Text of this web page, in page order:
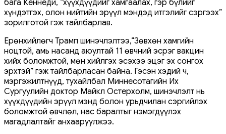
бага Кеннеди, “хүүхдүүдийг хамгаалах, гэр бүлийг
хүндэтгэх, олон нийтийн эрүүл мэндэд итгэлийг сэргээх”
зорилготой гэж тайлбарлав.
Ерөнхийлөгч Трамп шинэчлэлтээ,“Зөвхөн хамгийн
ноцтой, амь насанд аюултай 11 өвчний эсрэг вакцин
хийх боломжтой, мөн хийлгэх эсэхээ эцэг эх сонгох
эрхтэй” гэж тайлбарласан байна. Гэсэн хэдий ч,
мэргэжилтнүүд, тухайлбал Миннесотагийн Их
Сургуулийн доктор Майкл Остерхолм, шинэчлэлт нь
хүүхдүүдийн эрүүл мэнд болон урьдчилан сэргийлэх
боломжтой өвчлөл, нас баралтыг нэмэгдүүлэх
магадлалтайг анхааруулжээ.